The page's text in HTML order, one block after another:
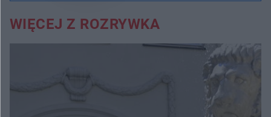
WIĘCEJ Z ROZRYWKA